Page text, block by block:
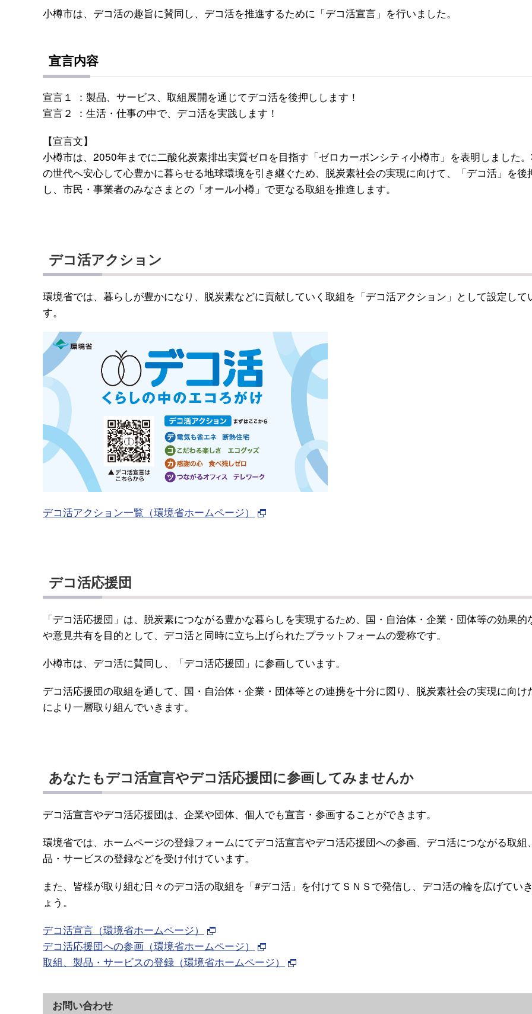
小樽市は、デコ活の趣旨に賛同し、デコ活を推進するために「デコ活宣言」を行いました。
宣言内容
宣言１ ：製品、サービス、取組展開を通じてデコ活を後押しします！
宣言２ ：生活・仕事の中で、デコ活を実践します！
【宣言文】
小樽市は、2050年までに二酸化炭素排出実質ゼロを目指す「ゼロカーボンシティ小樽市」を表明しました
の世代へ安心して心豊かに暮らせる地球環境を引き継ぐため、脱炭素社会の実現に向けて、「デコ活」を後
し、市民・事業者のみなさまとの「オール小樽」で更なる取組を推進します。
デコ活アクション
環境省では、暮らしが豊かになり、脱炭素などに貢献していく取組を「デコ活アクション」として設定して
す。
デコ活アクション一覧（環境省ホームページ）
デコ活応援団
「デコ活応援団」は、脱炭素につながる豊かな暮らしを実現するため、国・自治体・企業・団体等の効果的
や意見共有を目的として、デコ活と同時に立ち上げられたプラットフォームの愛称です。
小樽市は、デコ活に賛同し、「デコ活応援団」に参画しています。
デコ活応援団の取組を通して、国・自治体・企業・団体等との連携を十分に図り、脱炭素社会の実現に向け
により一層取り組んでいきます。
あなたもデコ活宣言やデコ活応援団に参画してみませんか
デコ活宣言やデコ活応援団は、企業や団体、個人でも宣言・参画することができます。
環境省では、ホームページの登録フォームにてデコ活宣言やデコ活応援団への参画、デコ活につながる取組
品・サービスの登録などを受け付けています。
また、皆様が取り組む日々のデコ活の取組を「#デコ活」を付けてＳＮＳで発信し、デコ活の輪を広げてい
ょう。
デコ活宣言（環境省ホームページ）
デコ活応援団への参画（環境省ホームページ）
取組、製品・サービスの登録（環境省ホームページ）
お問い合わせ